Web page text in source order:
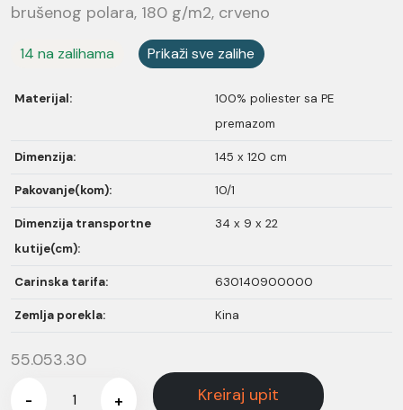
brušenog polara, 180 g/m2, crveno
14 na zalihama Prikaži sve zalihe
Materijal:
100% poliester sa PE
premazom
Dimenzija: 145 x 120 cm
Pakovanje(kom): 10/1
Dimenzija transportne
kutije(cm):
34 x 9 x 22
Carinska tarifa: 630140900000
Zemlja porekla: Kina
55.053.30
- + Kreiraj upit